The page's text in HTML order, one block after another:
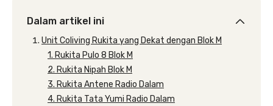
Dalam artikel ini
Unit Coliving Rukita yang Dekat dengan Blok M
1. Rukita Pulo 8 Blok M
2. Rukita Nipah Blok M
3. Rukita Antene Radio Dalam
4. Rukita Tata Yumi Radio Dalam